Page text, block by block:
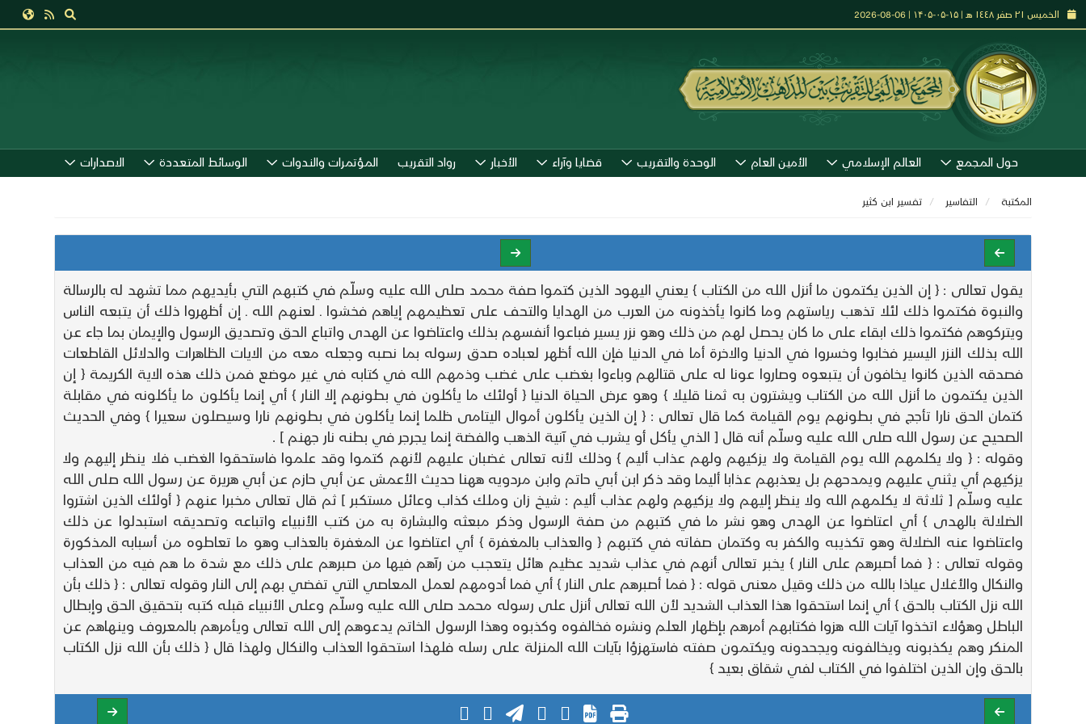
الخميس ٢١ صفر ١٤٤٨ هـ | ۱۵-۰۵-۱۴۰۵ | 06-08-2026
حول المجمع العالم الإسلامي الأمين العام الوحدة والتقريب قضايا وآراء الأخبار رواد التقريب المؤتمرات والندوات الوسائط المتعددة الاصدارات
المكتبة التفاسير تفـسير ابن كثير
يقول تعالى : { إن الذين يكتمون ما أنزل الله من الكتاب } يعني اليهود الذين كتموا صفة محمد صلى الله عليه وسلّم في كتبهم التي بأيديهم مما تشهد له بالرسالة
والنبوة فكتموا ذلك لئلا تذهب رياستهم وما كانوا يأخذونه من العرب من الهدايا والتحف على تعظيمهم إياهم فخشوا ـ لعنهم الله ـ إن أظهروا ذلك أن يتبعه الناس
ويتركوهم فكتموا ذلك ابقاء على ما كان يحصل لهم من ذلك وهو نزر يسير فباعوا أنفسهم بذلك واعتاضوا عن الهدى واتباع الحق وتصديق الرسول والإيمان بما جاء عن
الله بذلك النزر اليسير فخابوا وخسروا في الدنيا والاخرة أما في الدنيا فإن الله أظهر لعباده صدق رسوله بما نصبه وجعله معه من الايات الظاهرات والدلائل القاطعات
فصدقه الذين كانوا يخافون أن يتبعوه وصاروا عونا له على قتالهم وباءوا بغضب على غضب وذمهم الله في كتابه في غير موضع فمن ذلك هذه الاية الكريمة { إن
الذين يكتمون ما أنزل الله من الكتاب ويشترون به ثمنا قليلا } وهو عرض الحياة الدنيا { أولئك ما يأكلون في بطونهم إلا النار } أي إنما يأكلون ما يأكلونه في مقابلة
كتمان الحق نارا تأجج في بطونهم يوم القيامة كما قال تعالى : { إن الذين يأكلون أموال اليتامى ظلما إنما يأكلون في بطونهم نارا وسيصلون سعيرا } وفي الحديث
الصحيح عن رسول الله صلى الله عليه وسلّم أنه قال [ الذي يأكل أو يشرب في آنية الذهب والفضة إنما يجرجر في بطنه نار جهنم ] .
وقوله : { ولا يكلمهم الله يوم القيامة ولا يزكيهم ولهم عذاب أليم } وذلك لأنه تعالى غضبان عليهم لأنهم كتموا وقد علموا فاستحقوا الغضب فلا ينظر إليهم ولا
يزكيهم أي يثني عليهم ويمدحهم بل يعذبهم عذابا أليما وقد ذكر ابن أبي حاتم وابن مردويه ههنا حديث الأعمش عن أبي حازم عن أبي هريرة عن رسول الله صلى الله
عليه وسلّم [ ثلاثة لا يكلمهم الله ولا ينظر إليهم ولا يزكيهم ولهم عذاب أليم : شيخ زان وملك كذاب وعائل مستكبر ] ثم قال تعالى مخبرا عنهم { أولئك الذين اشتروا
الضلالة بالهدى } أي اعتاضوا عن الهدى وهو نشر ما في كتبهم من صفة الرسول وذكر مبعثه والبشارة به من كتب الأنبياء واتباعه وتصديقه استبدلوا عن ذلك
واعتاضوا عنه الضلالة وهو تكذيبه والكفر به وكتمان صفاته في كتبهم { والعذاب بالمغفرة } أي اعتاضوا عن المغفرة بالعذاب وهو ما تعاطوه من أسبابه المذكورة
وقوله تعالى : { فما أصبرهم على النار } يخبر تعالى أنهم في عذاب شديد عظيم هائل يتعجب من رآهم فيها من صبرهم على ذلك مع شدة ما هم فيه من العذاب
والنكال والأغلال عياذا بالله من ذلك وقيل معنى قوله : { فما أصبرهم على النار } أي فما أدومهم لعمل المعاصي التي تفضي بهم إلى النار وقوله تعالى : { ذلك بأن
الله نزل الكتاب بالحق } أي إنما استحقوا هذا العذاب الشديد لأن الله تعالى أنزل على رسوله محمد صلى الله عليه وسلّم وعلى الأنبياء قبله كتبه بتحقيق الحق وإبطال
الباطل وهؤلاء اتخذوا آيات الله هزوا فكتابهم أمرهم بإظهار العلم ونشره فخالفوه وكذبوه وهذا الرسول الخاتم يدعوهم إلى الله تعالى ويأمرهم بالمعروف وينهاهم عن
المنكر وهم يكذبونه ويخالفونه ويجحدونه ويكتمون صفته فاستهزؤا بآيات الله المنزلة على رسله فلهذا استحقوا العذاب والنكال ولهذا قال { ذلك بأن الله نزل الكتاب
بالحق وإن الذين اختلفوا في الكتاب لفي شقاق بعيد }